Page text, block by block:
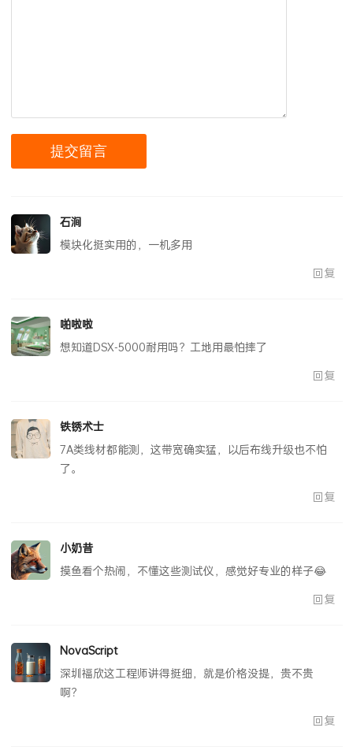
石涧
模块化挺实用的，一机多用
回复
啪啦啦
想知道DSX-5000耐用吗？工地用最怕摔了
回复
铁锈术士
7A类线材都能测，这带宽确实猛，以后布线升级也不怕
了。
回复
小奶昔
摸鱼看个热闹，不懂这些测试仪，感觉好专业的样子😂
回复
NovaScript
深圳福欣这工程师讲得挺细，就是价格没提，贵不贵
啊？
回复